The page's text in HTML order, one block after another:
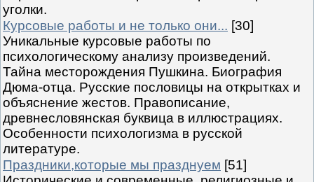
уголки.
Курсовые работы и не только они... [30]
Уникальные курсовые работы по
психологическому анализу произведений.
Тайна месторождения Пушкина. Биография
Дюма-отца. Русские пословицы на открытках и
объяснение жестов. Правописание,
древнесловянская буквица в иллюстрациях.
Особенности психологизма в русской
литературе.
Праздники,которые мы празднуем [51]